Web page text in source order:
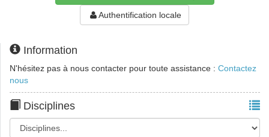
Authentification locale
Information
N'hésitez pas à nous contacter pour toute assistance : Contactez
nous
Disciplines